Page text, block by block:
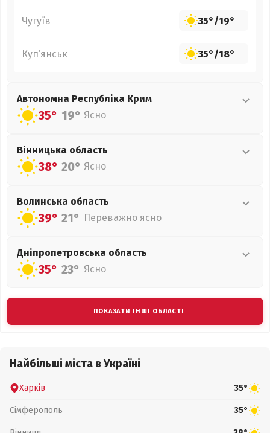
Чугуїв 35°/19°
Куп’янськ 35°/18°
Автономна Республіка Крим
35° 19° Ясно
Вінницька область
38° 20° Ясно
Волинська область
39° 21° Переважно ясно
Дніпропетровська область
35° 23° Ясно
ПОКАЗАТИ ІНШІ ОБЛАСТІ
Найбільші міста в Україні
Харків 35°
Сімферополь 35°